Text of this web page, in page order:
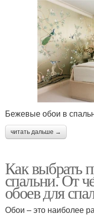
Бежевые обои в
читать дальше →
Как выбрать
спальни. От
обоев для
Обои – это наиболее